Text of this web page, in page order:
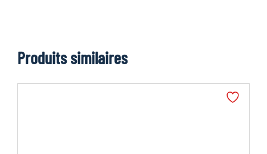
Produits similaires